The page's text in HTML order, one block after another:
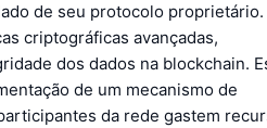
de seu protocolo proprietário.
criptográficas avançadas,
dos dados na blockchain.
de um mecanismo de
da rede gastem